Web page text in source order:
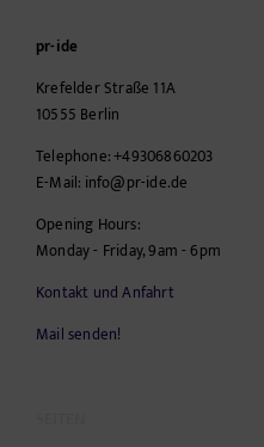
pr-ide
Krefelder Straße 11A
10555 Berlin
Telephone:+49306860203
E-Mail: info@pr-ide.de
Opening Hours:
Monday - Friday, 9am - 6pm
Kontakt und Anfahrt
Mail senden!